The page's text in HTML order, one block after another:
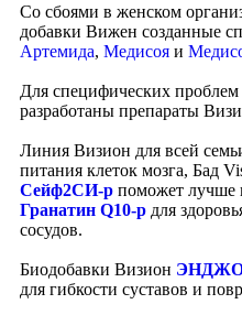
Со сбоями в женском
добавки Вижен созданные
Артемида, Медисоя и
Для специфических
разработаны препараты
Линия Визион для всей
питания клеток мозга, Бад
Сейф2СИ-р поможет лучше
Гранатин Q10-р для
сосудов.
Биодобавки Визион
для гибкости суставов и